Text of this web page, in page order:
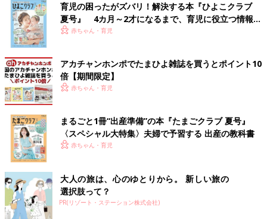
すか？
水野 「私は最初に入った美容室で、お声がけの仕方やタイミン
グについて習いました。
『お湯が熱いです』とか『ちょっと、ここがかゆいです』とは、
何も聞かれないとお客様からは言いづらいじゃないですか。だか
ら、何か言いたいことがあったときに言いやすいよう、こちらか
ら伺っているのが、こうしたお声がけの理由だと思います。
うに思いますよ」
――多くの人から声が集まっているので、みなさん、経験する声
がけのようですね。
水野 「資格を取って就職してから、それぞれが入った美容室の
色に染まっていきます。だから、育った美容室によっても違うの
だと思います。また長く経験していくうちに、お声がけする必要
育児の困ったがズバリ！解決する本『ひよこクラブ
夏号』 4カ月～2才になるまで、育児に役立つ情報が
いっぱい！
赤ちゃん・育児
アカチャンホンポでたまひよ雑誌を買うとポイント10
倍【期間限定】
赤ちゃん・育児
まるごと1冊“出産準備”の本『たまごクラブ 夏号』
〈スペシャル大特集〉夫婦で予習する 出産の教科書
赤ちゃん・育児
大人の旅は、心のゆとりから。 新しい旅の
選択肢って？
PR(リゾート・ステーション株式会社)